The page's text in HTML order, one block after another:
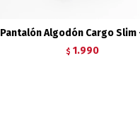
Pantalón Algodón Cargo Slim
$ 1.990